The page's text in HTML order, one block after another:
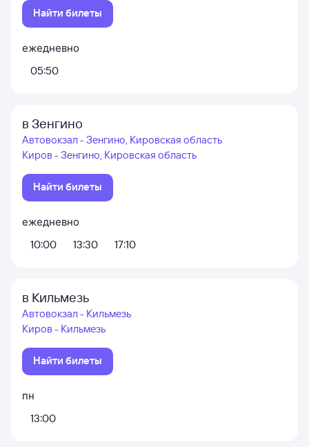
Найти билеты
ежедневно
05:50
в Зенгино
Автовокзал - Зенгино, Кировская область
Киров - Зенгино, Кировская область
Найти билеты
ежедневно
10:00
13:30 17:10
в Кильмезь
Автовокзал - Кильмезь
Киров - Кильмезь
Найти билеты
пн
13:00